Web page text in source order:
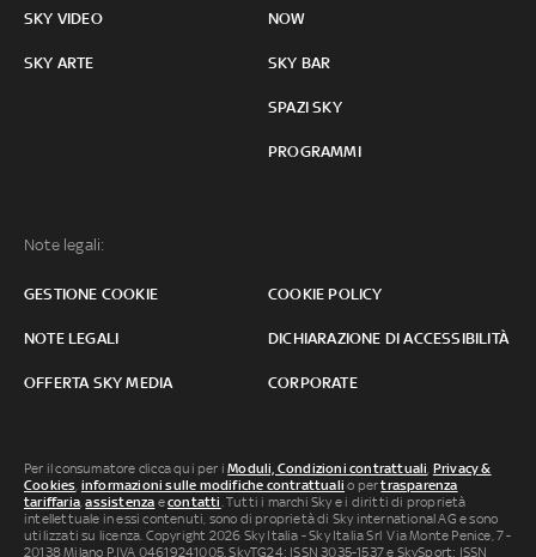
SKY VIDEO
SKY ARTE
NOW
SKY BAR
SPAZI SKY
PROGRAMMI
Note legali:
GESTIONE COOKIE COOKIE POLICY
NOTE LEGALI DICHIARAZIONE DI ACCESSIBILITÀ
OFFERTA SKY MEDIA CORPORATE
Per il consumatore clicca qui per iModuli, Condizioni contrattuali Privacy &
Cookies informazioni sulle modifiche contrattuali o pertrasparenza
tariffaria ,assistenza econtatti . Tutti i marchi Sky e i diritti di proprietà
intellettuale in essi contenuti, sono di proprietà di Sky international AG e sono
utilizzati su licenza. Copyright 2026 Sky Italia - Sky Italia Srl Via Monte Penice, 7 -
20138 Milano P.IVA 04619241005. SkyTG24: ISSN 3035-1537 e SkySport: ISSN